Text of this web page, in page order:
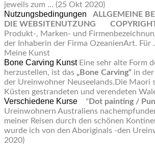
jeweils zum ... (25 Okt 2020)
Nutzungsbedingungen
ALLGEMEINE
DIE WEBSITENUTZUNG
Produkt-, Marken- und
der Inhaberin der Firma OzeanienArt. Für
Meine Kunst
Bone Carving Kunst Eine sehr alte Form
herzustellen, ist das „Bone Carving“ in
der Ureinwohner Neuseelands.Die Maori
Küsten gestrandeten und verendeten
Verschiedene Kurse " Dot painting /
Ureinwohnern Australiens
meiner Reisen durch den schönen
wurde ich von den Aboriginals -den
2020)